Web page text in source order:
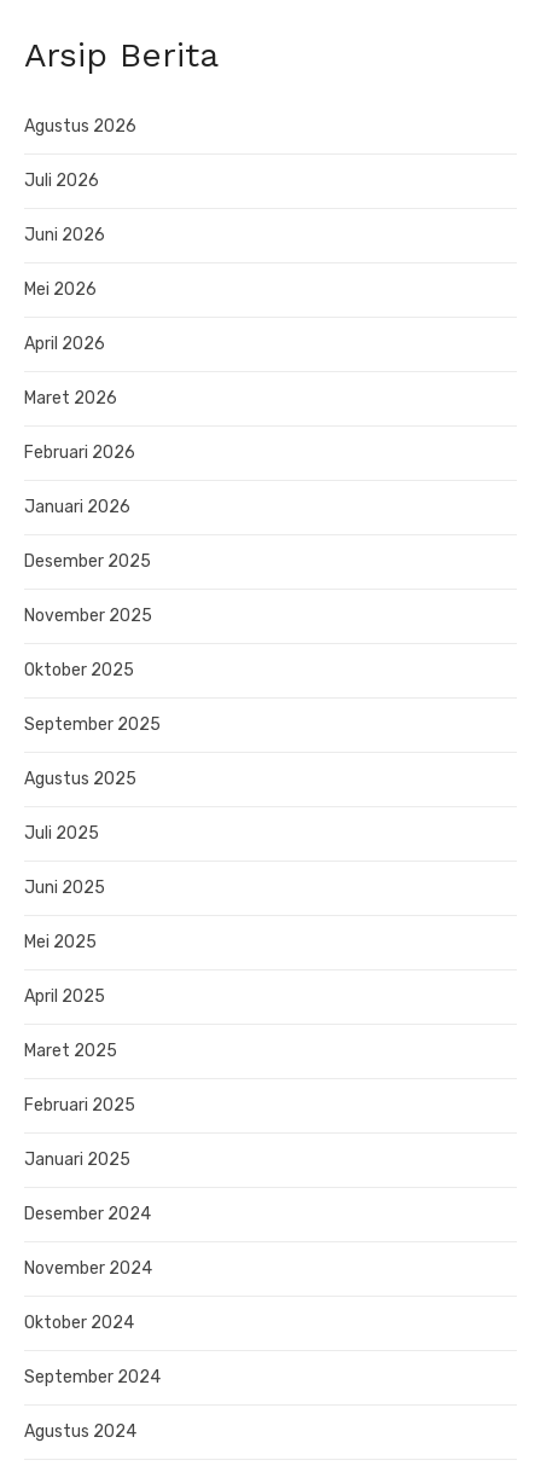
Arsip Berita
Agustus 2026
Juli 2026
Juni 2026
Mei 2026
April 2026
Maret 2026
Februari 2026
Januari 2026
Desember 2025
November 2025
Oktober 2025
September 2025
Agustus 2025
Juli 2025
Juni 2025
Mei 2025
April 2025
Maret 2025
Februari 2025
Januari 2025
Desember 2024
November 2024
Oktober 2024
September 2024
Agustus 2024